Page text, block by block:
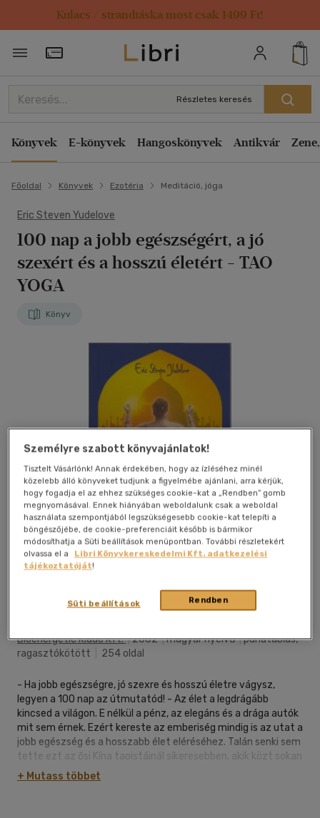
Kulacs / strandtáska most csak 1499 Ft!
Törzsvásárlói Kártya adatai
Részletes keresés
Könyvek E-könyvek Hangoskönyvek Antikvár
Főoldal Könyvek Ezotéria Meditáció, jóga
Eric Steven Yudelove
100 nap a jobb egészségért, a jó
szexért és a hosszú életért - TAO
YOGA
Könyv
Bioenergetic Kiadó Kft.|2002|magyar nyelvű|puhatáblás,
ragasztókötött
254 oldal
- Ha jobb egészségre, jó szexre és hosszú életre vágysz,
legyen a 100 nap az útmutatód! - Az élet a legdrágább
kincsed a világon. E nélkül a pénz, az elegáns és a drága autók
mit sem érnek. Ezért kereste az emberiség mindig is az utat a
jobb egészség és a hosszabb élet eléréséhez. Talán senki sem
tette ezt az ősi Kína taoistáinál sikeresebben, akik közt sokan
jóval száz év feletti kort értek meg. - Eric Steven Yudelove
könyve ezeket az ősi titkokat tárja fel a chi kung 100 napos
+ Mutass többet
Személyre szabott könyvajánlatok!
Tisztelt Vásárlónk! Annak érdekében, hogy az ízléséhez minél
közelebb álló könyveket tudjunk a figyelmébe ajánlani, arra kérjük,
hogy fogadja el az ehhez szükséges cookie-kat a „Rendben” gomb
megnyomásával. Ennek hiányában weboldalunk csak a weboldal
használata szempontjából legszükségesebb cookie-kat telepíti a
böngészőjébe, de cookie-preferenciáit később is bármikor
módosíthatja a Süti beállítások menüpontban. További részletekért
olvassa el a
Libri Könyvkereskedelmi Kft. adatkezelési
tájékoztatóját!
Rendben
Süti beállítások